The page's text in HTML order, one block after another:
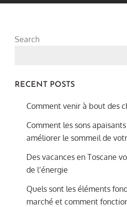
Search
RECENT POSTS
Comment venir à bout des
Comment les sons
améliorer le sommeil de
Des vacances en Toscane
de l’énergie
Quels sont les éléments
marché et comment